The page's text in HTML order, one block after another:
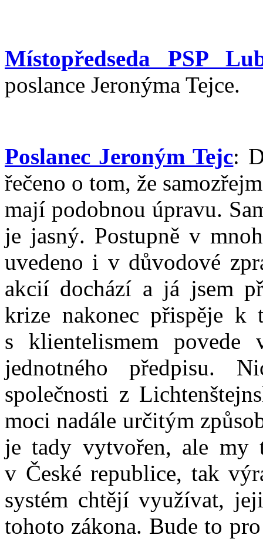
Místopředseda PSP
poslance Jeronýma Tejce.
Poslanec Jeroným Tejc:
řečeno o tom, že
mají podobnou úpravu.
je jasný. Postupně v
uvedeno i v důvodové
akcií dochází a já jsem
krize nakonec přispěje
s klientelismem
jednotného předpisu.
společnosti z
moci nadále určitým
je tady vytvořen, ale my
v České republice, tak
systém chtějí využívat,
tohoto zákona. Bude to